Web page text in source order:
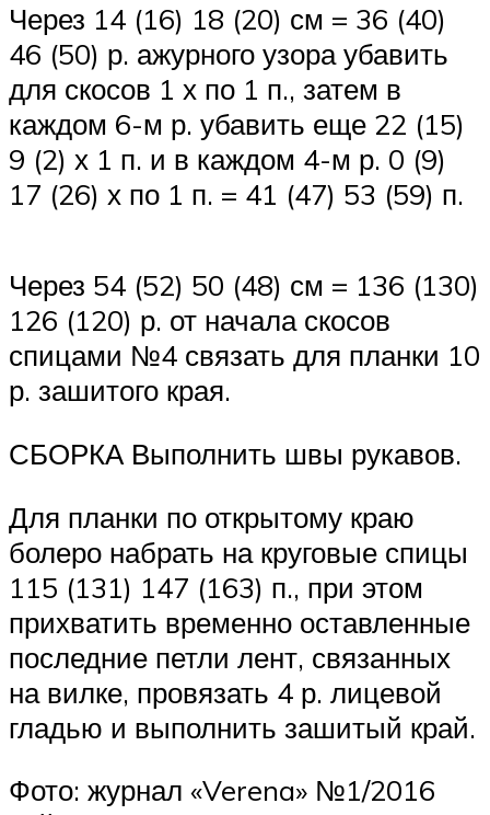
Через 14 (16) 18 (20) см = 36 (40)
46 (50) р. ажурного узора убавить
для скосов 1 х по 1 п., затем в
каждом 6-м р. убавить еще 22 (15)
9 (2) х 1 п. и в каждом 4-м р. 0 (9)
17 (26) х по 1 п. = 41 (47) 53 (59) п.
Через 54 (52) 50 (48) см = 136 (130)
126 (120) р. от начала скосов
спицами №4 связать для планки 10
р. зашитого края.
СБОРКА Выполнить швы рукавов.
Для планки по открытому краю
болеро набрать на круговые спицы
115 (131) 147 (163) п., при этом
прихватить временно оставленные
последние петли лент, связанных
на вилке, провязать 4 р. лицевой
гладью и выполнить зашитый край.
Фото: журнал «Verena» №1/2016